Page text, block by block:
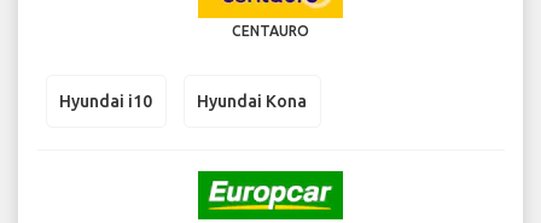
CENTAURO
Hyundai i10 Hyundai Kona